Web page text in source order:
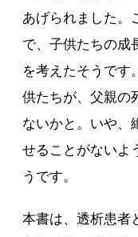
あげられました。
で、子供たちの成
を考えたそうです
供たちが、父親の
ないかと。いや、
せることがないよ
うです。
本書は、透析患者